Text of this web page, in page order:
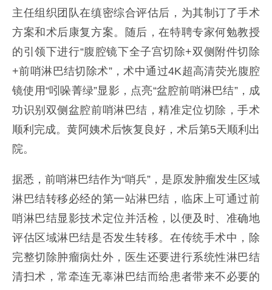
主任组织团队在缜密综合评估后，为其制订了手术
方案和术后康复方案。随后，在特聘专家何勉教授
的引领下进行“腹腔镜下全子宫切除+双侧附件切除
+前哨淋巴结切除术”，术中通过4K超高清荧光腹腔
镜使用“吲哚菁绿”显影，点亮“盆腔前哨淋巴结”，成
功识别双侧盆腔前哨淋巴结，精准定位切除，手术
顺利完成。黄阿姨术后恢复良好，术后第5天顺利出
院。
据悉，前哨淋巴结作为“哨兵”，是原发肿瘤发生区域
淋巴结转移必经的第一站淋巴结，临床上可通过前
哨淋巴结显影技术定位并活检，以便及时、准确地
评估区域淋巴结是否发生转移。在传统手术中，除
完整切除肿瘤病灶外，医生还要进行系统性淋巴结
清扫术，常牵连无辜淋巴结而给患者带来不必要的